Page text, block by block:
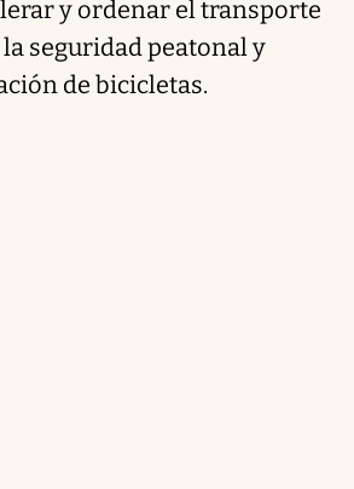
y ordenar el transporte
seguridad peatonal y
de bicicletas.